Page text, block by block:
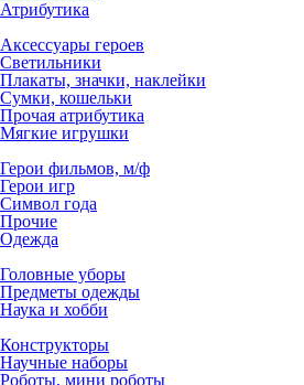
Атрибутика
Аксессуары героев
Светильники
Плакаты, значки, наклейки
Сумки, кошельки
Прочая атрибутика
Мягкие игрушки
Герои фильмов, м/ф
Герои игр
Символ года
Прочие
Одежда
Головные уборы
Предметы одежды
Наука и хобби
Конструкторы
Научные наборы
Роботы, мини роботы